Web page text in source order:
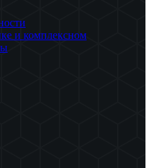
и комплексном